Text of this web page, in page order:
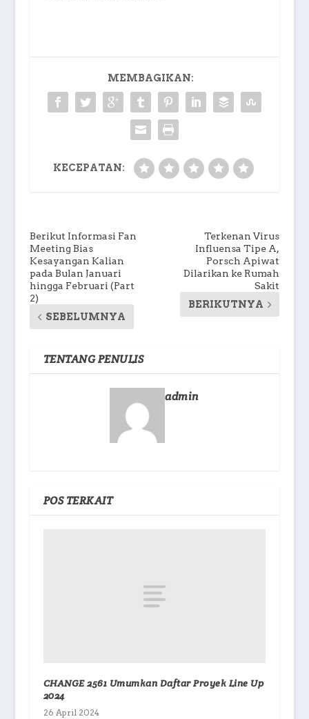
MEMBAGIKAN:
KECEPATAN:
Berikut Informasi Fan
Meeting Bias
Kesayangan Kalian
pada Bulan Januari
hingga Februari (Part
2)
SEBELUMNYA
Terkenan Virus
Influensa Tipe A,
Porsch Apiwat
Dilarikan ke Rumah
Sakit
BERIKUTNYA
TENTANG PENULIS
admin
POS TERKAIT
CHANGE 2561 Umumkan Daftar Proyek Line Up
2024
26 April 2024